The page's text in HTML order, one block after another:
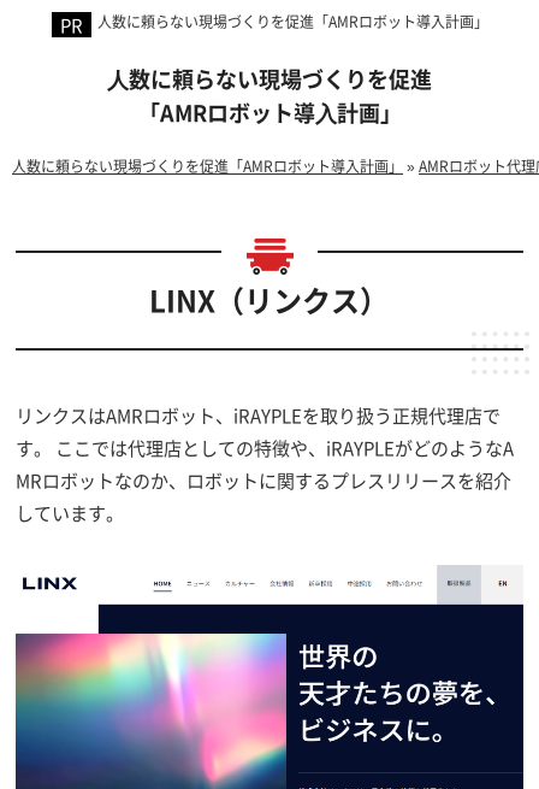
人数に頼らない現場づくりを促進「AMRロボット導入計画」
⼈数に頼らない現場づくりを促進
「AMRロボット導⼊計画」
人数に頼らない現場づくりを促進「AMRロボット導入計画」 »AMRロボット代
LINX（リンクス）
リンクスはAMRロボット、iRAYPLEを取り扱う正規代理店で
す。 ここでは代理店としての特徴や、iRAYPLEがどのようなA
MRロボットなのか、ロボットに関するプレスリリースを紹介
しています。